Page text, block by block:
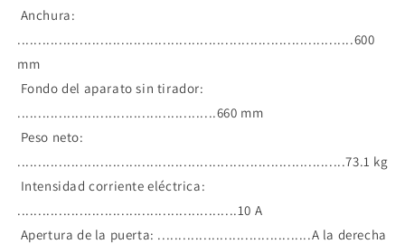
Anchura:
.................................................................................600
mm
Fondo del aparato sin tirador:
................................................660 mm
Peso neto:
...............................................................................73.1 kg
Intensidad corriente eléctrica:
.....................................................10 A
Apertura de la puerta: .....................................A la derecha